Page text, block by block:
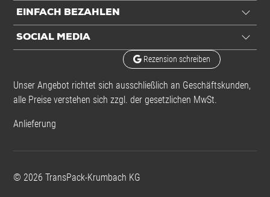
EINFACH BEZAHLEN
SOCIAL MEDIA
Rezension schreiben
Unser Angebot richtet sich ausschließlich an Geschäftskunden,
alle Preise verstehen sich zzgl. der gesetzlichen MwSt.
Anlieferung
© 2026 TransPack-Krumbach KG